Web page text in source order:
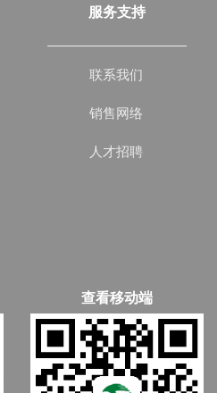
服务支持
联系我们
销售网络
人才招聘
查看移动端